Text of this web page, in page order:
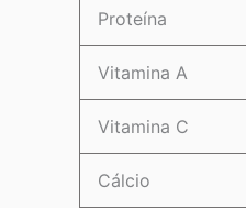
Proteína
Vitamina A
Vitamina C
Cálcio